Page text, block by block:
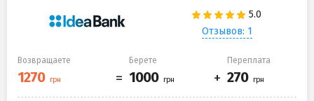
Отзывов: 1
Возвращаете Берете Переплата